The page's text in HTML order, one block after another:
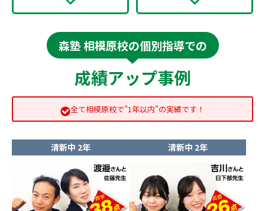
森塾 相模原校の個別指導での
成績アップ事例
全て相模原校で"1年以内"の実績です！
清新中 2年 清新中 2年